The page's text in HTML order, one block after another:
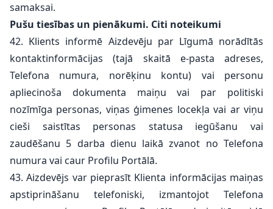
samaksai.
Pušu tiesības un pienākumi. Citi noteikumi
42. Klients informē Aizdevēju par Līgumā norādītās
kontaktinformācijas (tajā skaitā e-pasta adreses,
Telefona numura, norēķinu kontu) vai personu
apliecinoša dokumenta maiņu vai par politiski
nozīmīga personas, viņas ģimenes locekļa vai ar viņu
cieši saistītas personas statusa iegūšanu vai
zaudēšanu 5 darba dienu laikā zvanot no Telefona
numura vai caur Profilu Portālā.
43. Aizdevējs var pieprasīt Klienta informācijas maiņas
apstiprināšanu telefoniski, izmantojot Telefona